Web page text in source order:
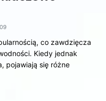
co zawdzięcza
Kiedy jednak
pojawiają się różne